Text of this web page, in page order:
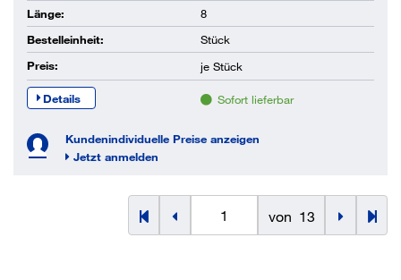
Länge:
8
Bestelleinheit:
Stück
Preis:
je Stück
Details Sofort lieferbar
Kundenindividuelle Preise anzeigen
Jetzt anmelden
von 13